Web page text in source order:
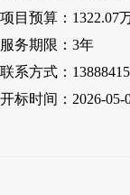
项目预算： 1322.07
服务期限： 3年
联系方式：
开标时间： 2026-05-